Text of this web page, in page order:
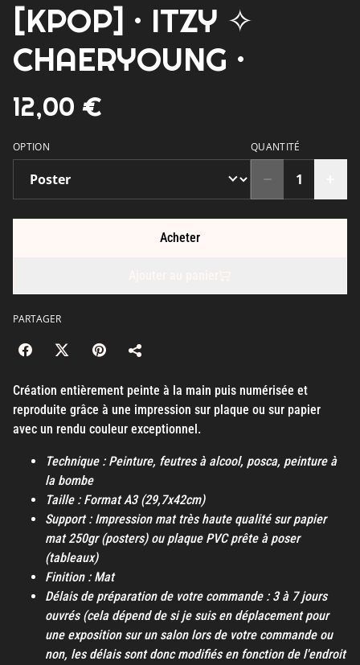
[KPOP] · ITZY ✧
CHAERYOUNG ·
12,00 €
OPTION QUANTITÉ
Acheter
PARTAGER
Création entièrement peinte à la main puis numérisée et
reproduite grâce à une impression sur plaque ou sur papier
avec un rendu couleur exceptionnel.
Technique : Peinture, feutres à alcool, posca, peinture à
la bombe
Taille : Format A3 (29,7x42cm)
Support : Impression mat très haute qualité sur papier
mat 250gr (posters) ou plaque PVC prête à poser
(tableaux)
Finition : Mat
Délais de préparation de votre commande : 3 à 7 jours
ouvrés (cela dépend de si je suis en déplacement pour
une exposition sur un salon lors de votre commande ou
non, les délais sont donc modifiés en fonction de l'endroit